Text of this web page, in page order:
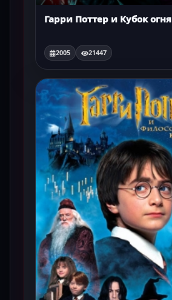
Гарри Поттер и Кубок огня
2005 21447